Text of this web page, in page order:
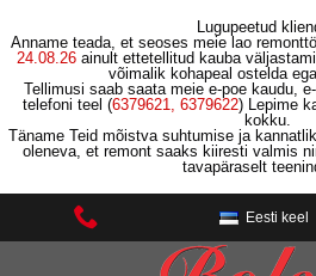
Lugupeetud
Anname teada, et seoses meie lao
24.08.26 ainult ettetellitud kauba
võimalik kohapeal ostelda
Tellimusi saab saata meie e-poe kaudu,
telefoni teel (6379621, 6379622) Lepime
kokku.
Täname Teid mõistva suhtumise ja
oleneva, et remont saaks kiiresti valmis
tavapäraselt
Eesti keel